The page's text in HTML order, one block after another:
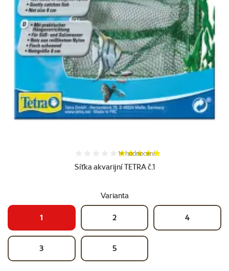
Síťka akvarijní TETRA č.1
Hodnocení 100%, počet hodnocení:
1×hodnocení
Varianta
1 2 4
3 5